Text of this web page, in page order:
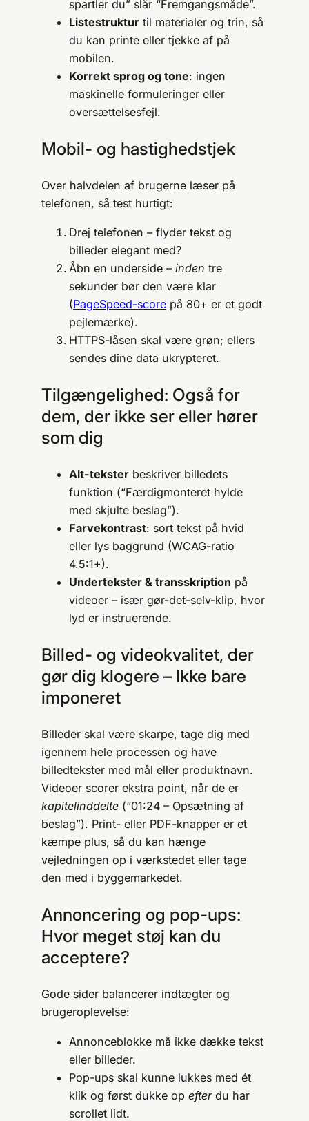
spartler du” slår “Fremgangsmåde”.
Listestruktur til materialer og trin, så
du kan printe eller tjekke af på
mobilen.
Korrekt sprog og tone: ingen
maskinelle formuleringer eller
oversættelsesfejl.
Mobil- og hastighedstjek
Over halvdelen af brugerne læser på
telefonen, så test hurtigt:
Drej telefonen – flyder tekst og
billeder elegant med?
Åbn en underside – inden tre
sekunder bør den være klar
(PageSpeed-score på 80+ er et godt
pejlemærke).
HTTPS-låsen skal være grøn; ellers
sendes dine data ukrypteret.
Tilgængelighed: Også for
dem, der ikke ser eller hører
som dig
Alt-tekster beskriver billedets
funktion (“Færdigmonteret hylde
med skjulte beslag”).
Farvekontrast: sort tekst på hvid
eller lys baggrund (WCAG-ratio
4.5:1+).
Undertekster & transskription på
videoer – især gør-det-selv-klip, hvor
lyd er instruerende.
Billed- og videokvalitet, der
gør dig klogere – Ikke bare
imponeret
Billeder skal være skarpe, tage dig med
igennem hele processen og have
billedtekster med mål eller produktnavn.
Videoer scorer ekstra point, når de er
kapitelinddelte (“01:24 – Opsætning af
beslag”). Print- eller PDF-knapper er et
kæmpe plus, så du kan hænge
vejledningen op i værkstedet eller tage
den med i byggemarkedet.
Annoncering og pop-ups:
Hvor meget støj kan du
acceptere?
Gode sider balancerer indtægter og
brugeroplevelse:
Annonceblokke må ikke dække tekst
eller billeder.
Pop-ups skal kunne lukkes med ét
klik og først dukke op efterdu har
scrollet lidt.